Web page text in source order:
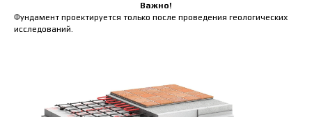
Важно!
Фундамент проектируется только после проведения геологических
исследований.